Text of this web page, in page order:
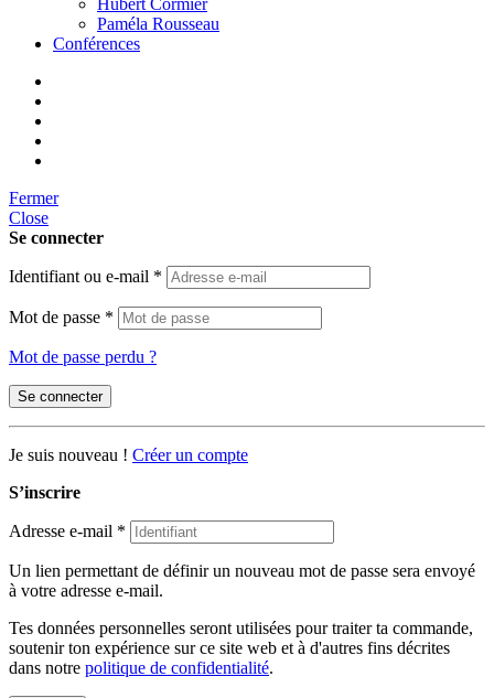
Hubert Cormier
Paméla Rousseau
Conférences
Fermer
Close
Se connecter
Identifiant ou e-mail *
Mot de passe *
Mot de passe perdu ?
Se connecter
Je suis nouveau ! Créer un compte
S’inscrire
Adresse e-mail *
Un lien permettant de définir un nouveau mot de passe sera envoyé
à votre adresse e-mail.
Tes données personnelles seront utilisées pour traiter ta commande,
soutenir ton expérience sur ce site web et à d'autres fins décrites
dans notre politique de confidentialité.